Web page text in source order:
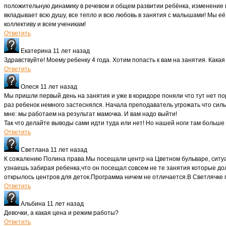
положительную динамику в речевом и общем развитии ребёнка, изменение
вкладывает всю душу, все тепло и всю любовь в занятия с малышами! Мы
коллективу и всем ученикам!
Ответить
Екатерина 11 лет назад
Здравствуйте! Моему ребенку 4 года. Хотим попасть к вам на занятия.
Ответить
Олеся 11 лет назад
Мы пришли первый день на занятия и уже в коридоре поняли что тут нет
раз ребенок немного застеснялся. Начала преподаватель угрожать что
мне: мы работаем на результат мамочка. И вам надо выйти!
Так что делайте выводы сами идти туда или нет! Но нашей ноги там больше
Ответить
Светлана 11 лет назад
К сожалению Полина права.Мы посещали центр на Цветном бульваре,
узнаешь забирая ребенка,что он посещал совсем не те занятия которые
открылось центров для деток.Программа ничем не отличается.В
Ответить
Альбина 11 лет назад
Девочки, а какая цена и режим работы?
Ответить